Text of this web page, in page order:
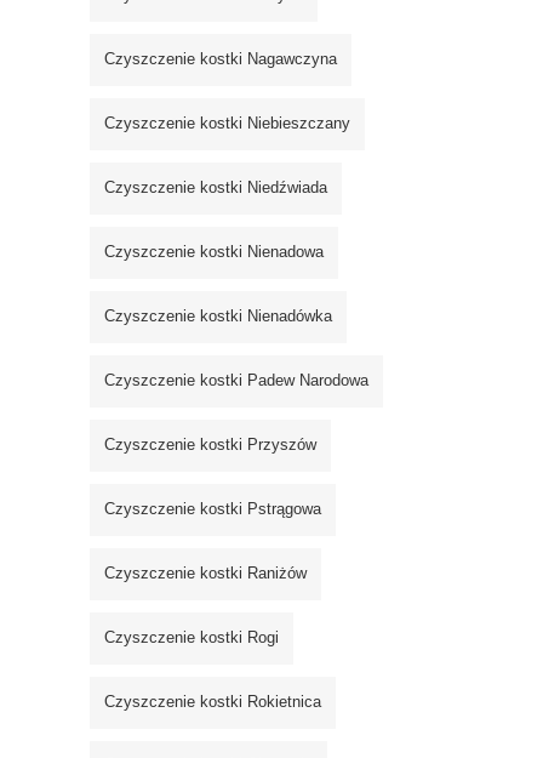
Czyszczenie kostki Nagawczyna
Czyszczenie kostki Niebieszczany
Czyszczenie kostki Niedźwiada
Czyszczenie kostki Nienadowa
Czyszczenie kostki Nienadówka
Czyszczenie kostki Padew Narodowa
Czyszczenie kostki Przyszów
Czyszczenie kostki Pstrągowa
Czyszczenie kostki Raniżów
Czyszczenie kostki Rogi
Czyszczenie kostki Rokietnica